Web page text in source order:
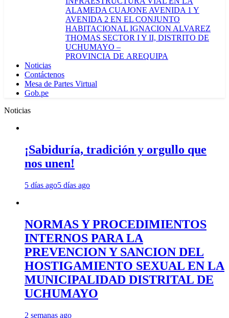
ALAMEDA CUAJONE AVENIDA 1 Y
AVENIDA 2 EN EL CONJUNTO
HABITACIONAL IGNACION ALVAREZ
THOMAS SECTOR I Y II, DISTRITO DE
UCHUMAYO –
PROVINCIA DE AREQUIPA
Noticias
Contáctenos
Mesa de Partes Virtual
Gob.pe
Noticias
¡Sabiduría, tradición y orgullo que
nos unen!
5 días ago5 días ago
NORMAS Y PROCEDIMIENTOS
INTERNOS PARA LA
PREVENCION Y SANCION DEL
HOSTIGAMIENTO SEXUAL EN LA
MUNICIPALIDAD DISTRITAL DE
UCHUMAYO
2 semanas ago